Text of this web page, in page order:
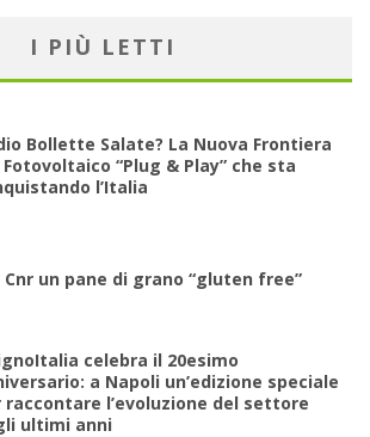
I PIÙ LETTI
Bollette Salate? La Nuova Frontiera
“Plug & Play” che sta
l’Italia
Cnr un pane di grano “gluten free”
celebra il 20esimo
a Napoli un’edizione speciale
raccontare l’evoluzione del settore
ultimi anni